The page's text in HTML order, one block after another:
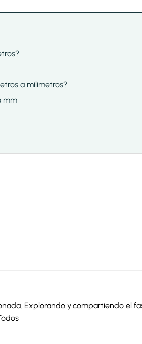
a milimetros?
mm
Explorando y compartiendo el